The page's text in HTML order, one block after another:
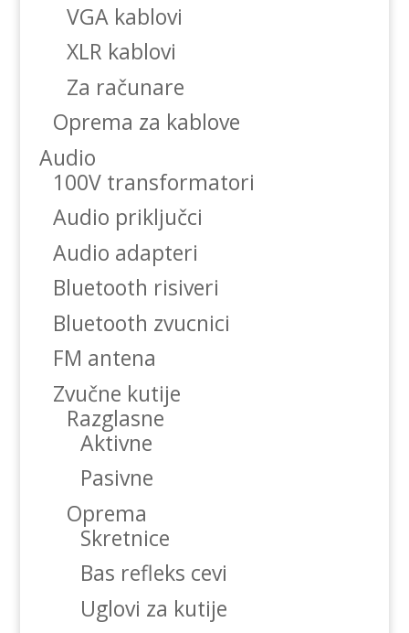
VGA kablovi
XLR kablovi
Za računare
Oprema za kablove
Audio
100V transformatori
Audio priključci
Audio adapteri
Bluetooth risiveri
Bluetooth zvucnici
FM antena
Zvučne kutije
Razglasne
Aktivne
Pasivne
Oprema
Skretnice
Bas refleks cevi
Uglovi za kutije